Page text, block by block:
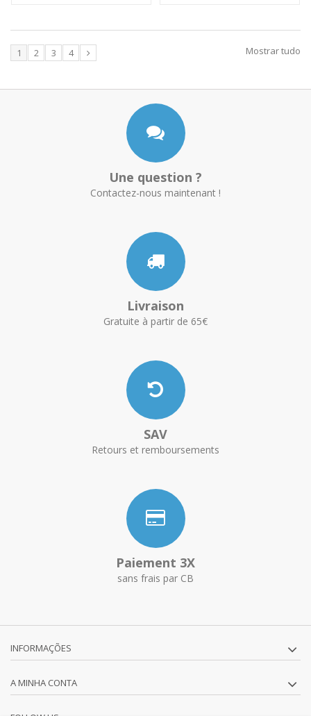
Mostrar tudo
1 2 3 4
Une question ?
Contactez-nous maintenant !
Livraison
Gratuite à partir de 65€
SAV
Retours et remboursements
Paiement 3X
sans frais par CB
INFORMAÇÕES
A MINHA CONTA